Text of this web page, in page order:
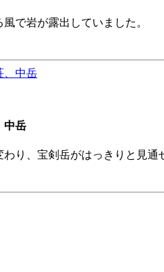
で岩が露出していました。
中岳
り、宝剣岳がはっきりと見通